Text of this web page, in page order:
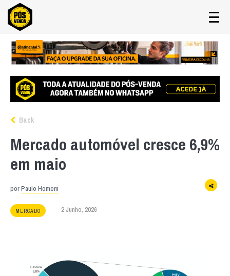
Back
Mercado automóvel cresce 6,9%
em maio
porPaulo Homem
MERCADO 2 Junho, 2026